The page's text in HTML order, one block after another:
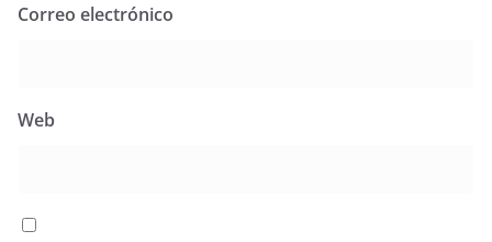
Correo electrónico
Web